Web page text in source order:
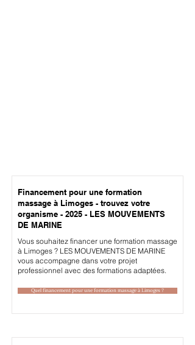
Financement pour une formation
massage à Limoges - trouvez votre
organisme - 2025 - LES MOUVEMENTS
DE MARINE
Vous souhaitez financer une formation massage
à Limoges ? LES MOUVEMENTS DE MARINE
vous accompagne dans votre projet
professionnel avec des formations adaptées.
Quel financement pour une formation massage à Limoges ?